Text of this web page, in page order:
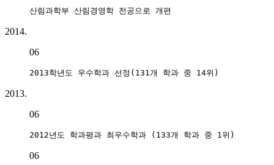
산림과학부 산림경영학 전공으로 개편
2014.
06
2013학년도 우수학과 선정(131개 학과 중 14위)
2013.
06
2012년도 학과평과 최우수학과 (133개 학과 중 1위)
06